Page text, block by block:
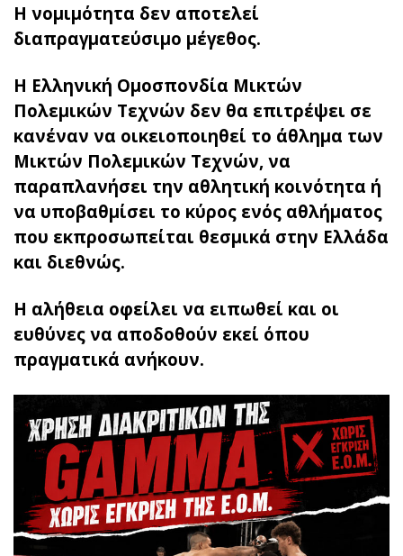
Η νομιμότητα δεν αποτελεί
διαπραγματεύσιμο μέγεθος.
Η Ελληνική Ομοσπονδία Μικτών
Πολεμικών Τεχνών δεν θα επιτρέψει σε
κανέναν να οικειοποιηθεί το άθλημα των
Μικτών Πολεμικών Τεχνών, να
παραπλανήσει την αθλητική κοινότητα ή
να υποβαθμίσει το κύρος ενός αθλήματος
που εκπροσωπείται θεσμικά στην Ελλάδα
και διεθνώς.
Η αλήθεια οφείλει να ειπωθεί και οι
ευθύνες να αποδοθούν εκεί όπου
πραγματικά ανήκουν.